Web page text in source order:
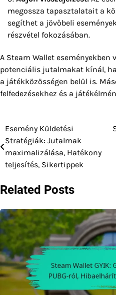
megossza tapasztalatait a
segíthet a jövőbeli
részvétel fokozásában.
A Steam Wallet eseményekben
potenciális jutalmakat kínál,
a játékközösségen belül is.
felfedezésekhez és a
Post
navigation
Esemény Küldetési
Stratégiák: Jutalmak
maximalizálása, Hatékony
teljesítés, Sikertippek
Related Posts